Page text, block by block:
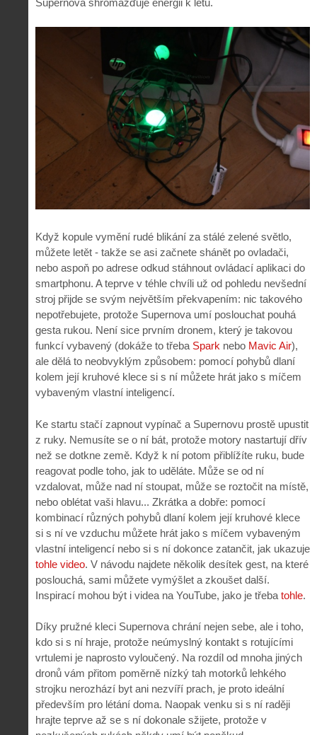
Supernova shromažďuje energii k letu.
Když kopule vymění rudé blikání za stálé zelené světlo,
můžete letět - takže se asi začnete shánět po ovladači,
nebo aspoň po adrese odkud stáhnout ovládací aplikaci do
smartphonu. A teprve v téhle chvíli už od pohledu nevšední
stroj přijde se svým největším překvapením: nic takového
nepotřebujete, protože Supernova umí poslouchat pouhá
gesta rukou. Není sice prvním dronem, který je takovou
funkcí vybavený (dokáže to třeba Spark nebo Mavic Air),
ale dělá to neobvyklým způsobem: pomocí pohybů dlaní
kolem její kruhové klece si s ní můžete hrát jako s míčem
vybaveným vlastní inteligencí.
Ke startu stačí zapnout vypínač a Supernovu prostě upustit
z ruky. Nemusíte se o ní bát, protože motory nastartují dřív
než se dotkne země. Když k ní potom přiblížíte ruku, bude
reagovat podle toho, jak to uděláte. Může se od ní
vzdalovat, může nad ní stoupat, může se roztočit na místě,
nebo oblétat vaši hlavu... Zkrátka a dobře: pomocí
kombinací různých pohybů dlaní kolem její kruhové klece
si s ní ve vzduchu můžete hrát jako s míčem vybaveným
vlastní inteligencí nebo si s ní dokonce zatančit, jak ukazuje
tohle video. V návodu najdete několik desítek gest, na které
poslouchá, sami můžete vymýšlet a zkoušet další.
Inspirací mohou být i videa na YouTube, jako je třeba tohle.
Díky pružné kleci Supernova chrání nejen sebe, ale i toho,
kdo si s ní hraje, protože neúmyslný kontakt s rotujícími
vrtulemi je naprosto vyloučený. Na rozdíl od mnoha jiných
dronů vám přitom poměrně nízký tah motorků lehkého
strojku nerozhází byt ani nezvíří prach, je proto ideální
především pro létání doma. Naopak venku si s ní raději
hrajte teprve až se s ní dokonale sžijete, protože v